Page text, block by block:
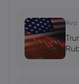
Ava Grace
AI Podcast:
Cut Timing -
Ava